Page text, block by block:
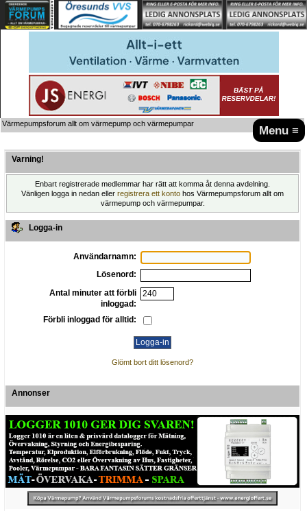
Menu ≡
Värmepumpsforum allt om värmepump och värmepumpar
Varning!
Enbart registrerade medlemmar har rätt att komma åt denna avdelning.
Vänligen logga in nedan eller registrera ett konto hos Värmepumpsforum allt om
värmepump och värmepumpar.
Logga-in
Användarnamn:
Lösenord:
Antal minuter att förbli
inloggad:
Förbli inloggad för alltid:
Glömt bort ditt lösenord?
Annonser